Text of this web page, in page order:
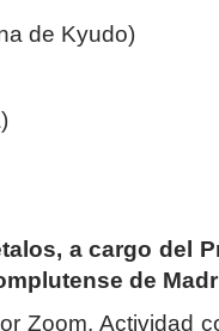
de Kyudo)
a cargo del
de
Zoom. Actividad